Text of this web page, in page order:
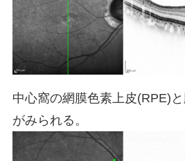
中心窩の網膜色素上皮(RPE)
がみられる。